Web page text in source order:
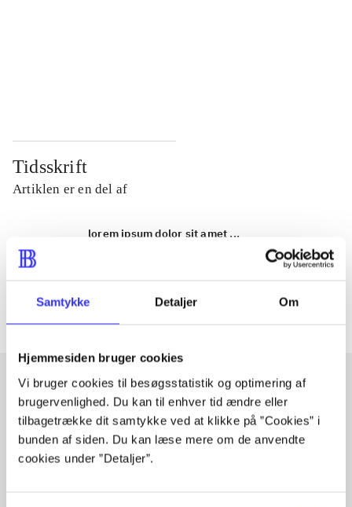
Samtykke Detaljer Om
Hjemmesiden bruger cookies
Vi bruger cookies til besøgsstatistik og optimering af
brugervenlighed. Du kan til enhver tid ændre eller
tilbagetrække dit samtykke ved at klikke på ”Cookies” i
bunden af siden. Du kan læse mere om de anvendte
cookies under ”Detaljer”.
Tidsskrift
Artiklen er en del af
lorem ipsum dolor sit amet ...
Artikler med samme emner
Fra